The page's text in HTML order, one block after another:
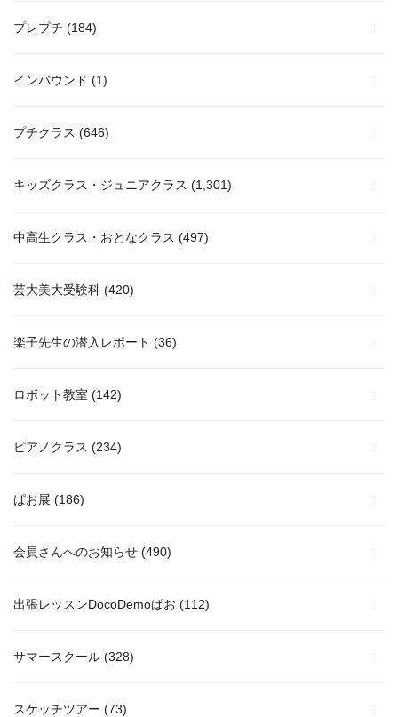
プレプチ (184)
インバウンド (1)
プチクラス (646)
キッズクラス・ジュニアクラス (1,301)
中高生クラス・おとなクラス (497)
芸大美大受験科 (420)
楽子先生の潜入レポート (36)
ロボット教室 (142)
ピアノクラス (234)
ぱお展 (186)
会員さんへのお知らせ (490)
出張レッスンDocoDemoぱお (112)
サマースクール (328)
スケッチツアー (73)